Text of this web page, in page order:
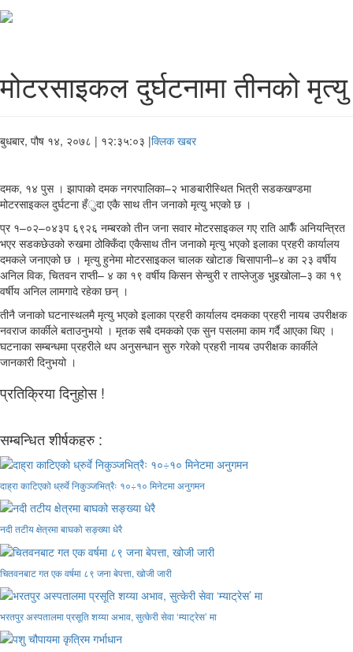
मोटरसाइकल दुर्घटनामा तीनको मृत्यु
बुधबार, पौष १४, २०७८ | १२:३५:०३ |क्लिक खबर
दमक, १४ पुस । झापाको दमक नगरपालिका–२ भाङबारीस्थित भित्री सडकखण्डमा
मोटरसाइकल दुर्घटना हँुदा एकै साथ तीन जनाको मृत्यु भएको छ ।
प्र १–०२–०४३प ६९२६ नम्बरको तीन जना सवार मोटरसाइकल गए राति आफैँ अनियन्त्रित
भएर सडकछेउको रुखमा ठोक्किँदा एकैसाथ तीन जनाको मृत्यु भएको इलाका प्रहरी कार्यालय
दमकले जनाएको छ । मृत्यु हुनेमा मोटरसाइकल चालक खोटाङ चिसापानी–४ का २३ वर्षीय
अनिल विक, चितवन राप्ती– ४ का १९ वर्षीय किसन सेन्चुरी र ताप्लेजुङ भुइखोला–३ का १९
वर्षीय अनिल लामगादे रहेका छन् ।
तीनै जनाको घटनास्थलमै मृत्यु भएको इलाका प्रहरी कार्यालय दमकका प्रहरी नायब उपरीक्षक
नवराज कार्कीले बताउनुभयो । मृतक सबै दमकको एक सुन पसलमा काम गर्दै आएका थिए ।
घटनाका सम्बन्धमा प्रहरीले थप अनुसन्धान सुरु गरेको प्रहरी नायब उपरीक्षक कार्कीले
जानकारी दिनुभयो ।
प्रतिक्रिया दिनुहोस !
सम्बन्धित शीर्षकहरु :
दाह्रा काटिएको ध्रुर्वे निकुञ्जभित्रैः १०÷१० मिनेटमा अनुगमन
नदी तटीय क्षेत्रमा बाघको सङ्ख्या धेरै
चितवनबाट गत एक वर्षमा ८९ जना बेपत्ता, खोजी जारी
भरतपुर अस्पतालमा प्रसूति शय्या अभाव, सुत्केरी सेवा ‘म्याट्रेस’ मा